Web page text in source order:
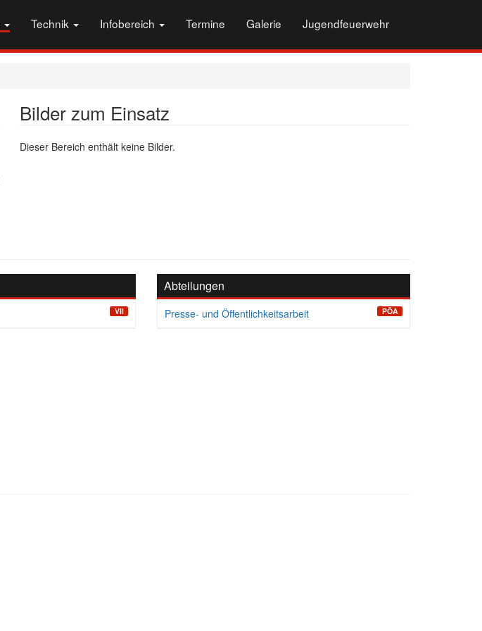
Technik Infobereich Termine Galerie Jugendfeuerwehr
Bilder zum Einsatz
Dieser Bereich enthält keine Bilder.
VII
Abteilungen
Presse- und Öffentlichkeitsarbeit PÖA